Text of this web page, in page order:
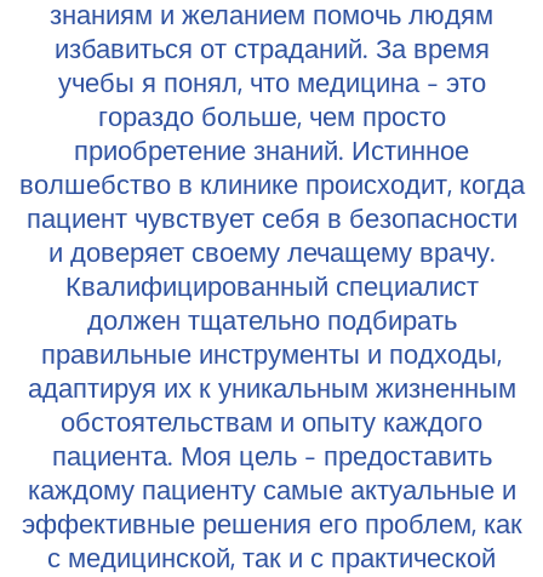
знаниям и желанием помочь людям
избавиться от страданий. За время
учебы я понял, что медицина - это
гораздо больше, чем просто
приобретение знаний. Истинное
волшебство в клинике происходит, когда
пациент чувствует себя в безопасности
и доверяет своему лечащему врачу.
Квалифицированный специалист
должен тщательно подбирать
правильные инструменты и подходы,
адаптируя их к уникальным жизненным
обстоятельствам и опыту каждого
пациента. Моя цель - предоставить
каждому пациенту самые актуальные и
эффективные решения его проблем, как
с медицинской, так и с практической